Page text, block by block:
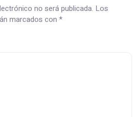
no será publicada. Los
marcados con *